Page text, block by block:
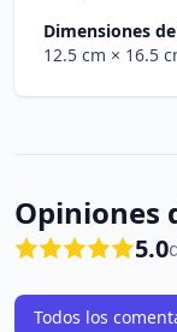
Dimensiones
12.5 cm × 16.5
Opiniones
5.0
Todos los